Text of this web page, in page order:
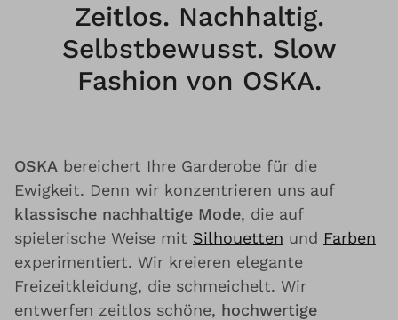
Zeitlos. Nachhaltig.
Selbstbewusst. Slow
Fashion von OSKA.
OSKA bereichert Ihre Garderobe für die
Ewigkeit. Denn wir konzentrieren uns auf
klassische nachhaltige Mode, die auf
spielerische Weise mit Silhouetten und Farben
experimentiert. Wir kreieren elegante
Freizeitkleidung, die schmeichelt. Wir
entwerfen zeitlos schöne, hochwertige